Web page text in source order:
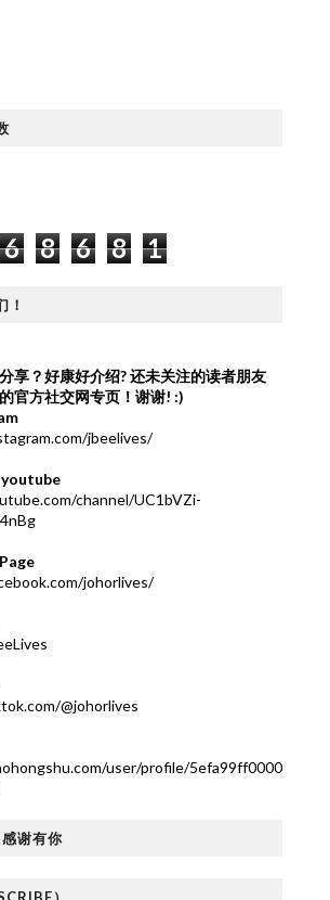
6 8 6 8 1
！
享？好康好介绍?还未关注的读者朋友
官方社交网专页！谢谢! :)
jbeelives/
youtube
channel/UC1bVZi-
johorlives/
@johorlives
user/profile/5efa99ff0000
谢有你
）